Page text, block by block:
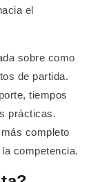
el
sobre como
de partida.
tiempos
prácticas.
completo
competencia.